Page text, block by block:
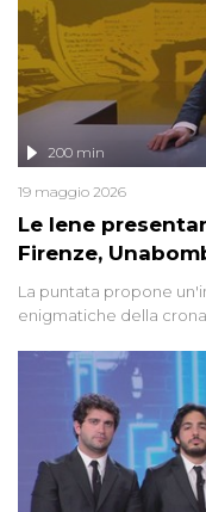
Le Iene
Firenze,
200 min
19 maggio 2026
La puntata propone
enigmatiche della
'90 e il 2000 che,
libertà. Lo speciale
Firenze, le cui
groviglio di dubbi mai
l'intervista inedita a